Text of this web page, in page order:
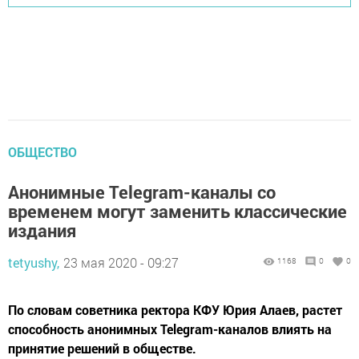
ОБЩЕСТВО
Анонимные Telegram-каналы со
временем могут заменить классические
издания
tetyushy, 23 мая 2020 - 09:27 1168 0 0
По словам советника ректора КФУ Юрия Алаев, растет
способность анонимных Telegram-каналов влиять на
принятие решений в обществе.